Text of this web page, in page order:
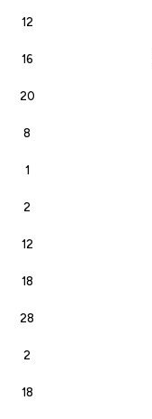
12
16
20
8
1
2
12
18
28
2
18